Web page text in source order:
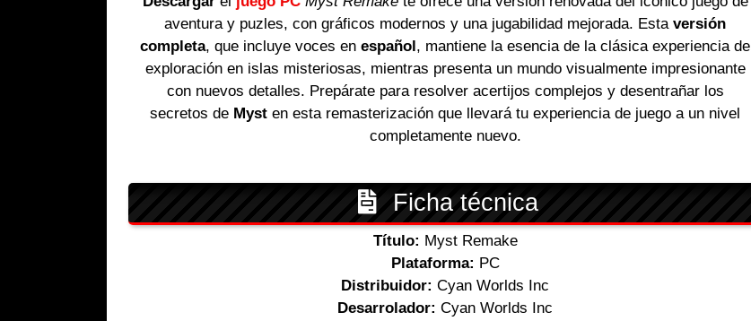
aventura y puzles, con gráficos modernos y una jugabilidad mejorada. Estaversión
completa, que incluye voces enespañol, mantiene la esencia de la clásica experiencia de
exploración en islas misteriosas, mientras presenta un mundo visualmente impresionante
con nuevos detalles. Prepárate para resolver acertijos complejos y desentrañar los
secretos de Myst en esta remasterización que llevará tu experiencia de juego a un nivel
completamente nuevo.
Ficha técnica
Título: Myst Remake
Plataforma: PC
Distribuidor: Cyan Worlds Inc
Desarrolador: Cyan Worlds Inc